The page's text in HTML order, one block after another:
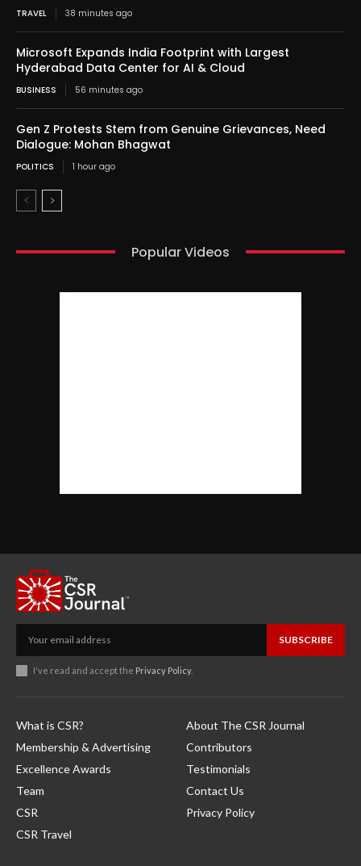
TRAVEL 38 minutes ago
Microsoft Expands India Footprint with Largest
Hyderabad Data Center for AI & Cloud
BUSINESS 56 minutes ago
Gen Z Protests Stem from Genuine Grievances, Need
Dialogue: Mohan Bhagwat
POLITICS 1 hour ago
Popular Videos
SUBSCRIBE
I've read and accept the Privacy Policy.
What is CSR?
Membership & Advertising
Excellence Awards
Team
CSR
CSR Travel
About The CSR Journal
Contributors
Testimonials
Contact Us
Privacy Policy